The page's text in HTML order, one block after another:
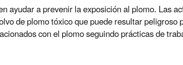
ayudar a prevenir la exposición al plomo. Las
de plomo tóxico que puede resultar
con el plomo seguindo prácticas de